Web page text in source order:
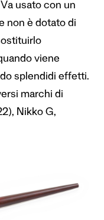
usato con un
non è dotato di
viene
splendidi effetti.
marchi di
Nikko G,